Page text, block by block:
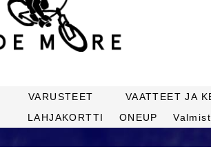
VARUSTEET VAATTEET JA
LAHJAKORTTI ONEUP